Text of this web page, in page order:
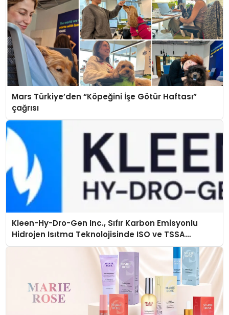
Mars Türkiye’den “Köpeğini İşe Götür Haftası”
çağrısı
Kleen-Hy-Dro-Gen Inc., Sıfır Karbon Emisyonlu
Hidrojen Isıtma Teknolojisinde ISO ve TSSA
Düzenleyici Onaylarını Aldı